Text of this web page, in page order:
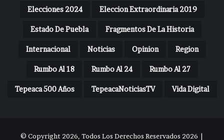
Elecciones 2024 Eleccion Extraordinaria 2019
Estado De Puebla Fragmentos De La Historia
Internacional Noticias Opinion Region
Rumbo Al 18 Rumbo Al 24 Rumbo Al 27
Tepeaca 500 Años TepeacaNoticiasTV Vida Digital
© Copyright 2026, Todos Los Derechos Reservados 2026 |